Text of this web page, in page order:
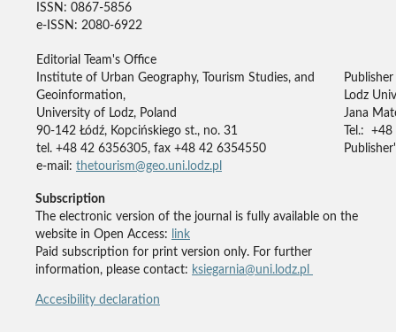
ISSN: 0867-5856
e-ISSN: 2080-6922
Editorial Team's Office
Institute of Urban Geography, Tourism Studies, and
Geoinformation,
University of Lodz, Poland
90-142 Łódź, Kopcińskiego st., no. 31
tel. +48 42 6356305, fax +48 42 6354550
e-mail: thetourism@geo.uni.lodz.pl
Publisher
Lodz
Jana
Tel.:
Subscription
The electronic version of the journal is fully available on the
website in Open Access:
link
Paid subscription for print version only. For further
information, please contact: ksiegarnia@uni.lodz.pl
Accesibility declaration